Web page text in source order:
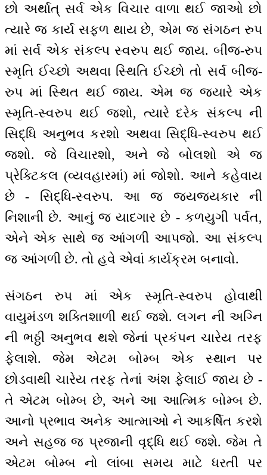
છો અર્થાત્ સર્વ એક વિચાર વાળા થઈ જાઓ છો
ત્યારે જ કાર્ય સફળ થાય છે, એમ જ સંગઠન રુપ
માં સર્વ એક સંકલ્પ સ્વરુપ થઈ જાય. બીજ-રુપ
સ્મૃતિ ઈચ્છો અથવા સ્થિતિ ઈચ્છો તો સર્વ બીજ-
રુપ માં સ્થિત થઈ જાય. એમ જ જ્યારે એક
સ્મૃતિ-સ્વરુપ થઈ જશો, ત્યારે દરેક સંકલ્પ ની
સિદ્ધિ અનુભવ કરશો અથવા સિદ્ધિ-સ્વરુપ થઈ
જશો. જે વિચારશો, અને જે બોલશો એ જ
પ્રેક્ટિકલ (વ્યવહારમાં) માં જોશો. આને કહેવાય
છે - સિદ્ધિ-સ્વરુપ. આ જ જયજયકાર ની
નિશાની છે. આનું જ યાદગાર છે - કળયુગી પર્વત,
એને એક સાથે જ આંગળી આપજો. આ સંકલ્પ
જ આંગળી છે. તો હવે એવાં કાર્યક્રમ બનાવો.
સંગઠન રુપ માં એક સ્મૃતિ-સ્વરુપ હોવાથી
વાયુમંડળ શક્તિશાળી થઈ જશે. લગન ની અગ્નિ
ની ભઠ્ઠી અનુભવ થશે જેનાં પ્રકંપન ચારેય તરફ
ફેલાશે. જેમ એટમ બોમ્બ એક સ્થાન પર
છોડવાથી ચારેય તરફ તેનાં અંશ ફેલાઈ જાય છે -
તે એટમ બોમ્બ છે, અને આ આત્મિક બોમ્બ છે.
આનો પ્રભાવ અનેક આત્માઓ ને આકર્ષિત કરશે
અને સહજ જ પ્રજાની વૃદ્ધિ થઈ જશે. જેમ તે
એટમ બોમ્બ નો લાંબા સમય માટે ધરતી પર